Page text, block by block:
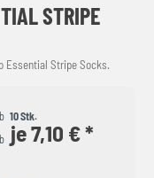
STRIPE
Essential Stripe Socks.
10 Stk.
je 7,10 € *